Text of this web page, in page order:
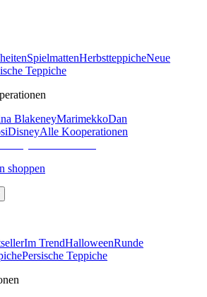
SpielmattenHerbstteppicheNeue
Teppiche
BlakeneyMarimekkoDan
DisneyAlle Kooperationen
shoppen
Im TrendHalloweenRunde
Persische Teppiche